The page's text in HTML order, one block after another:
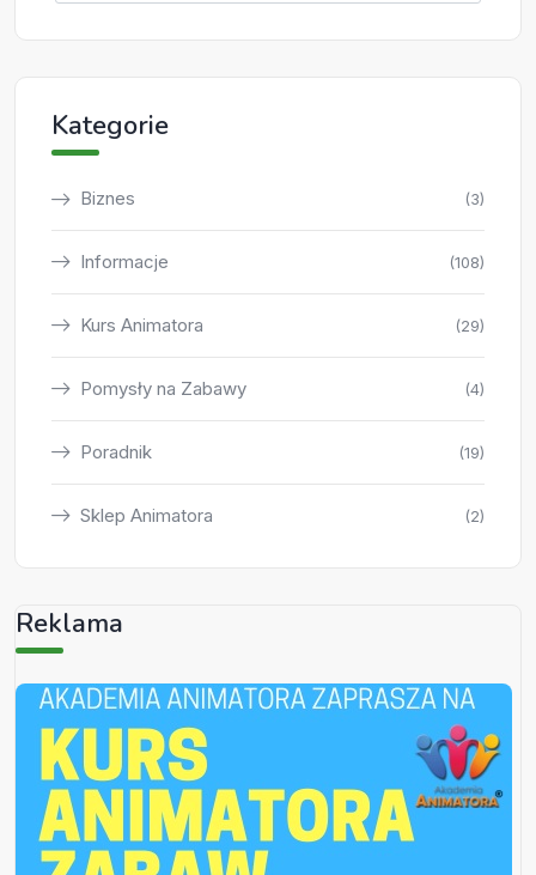
Kategorie
Biznes (3)
Informacje (108)
Kurs Animatora (29)
Pomysły na Zabawy (4)
Poradnik (19)
Sklep Animatora (2)
Reklama